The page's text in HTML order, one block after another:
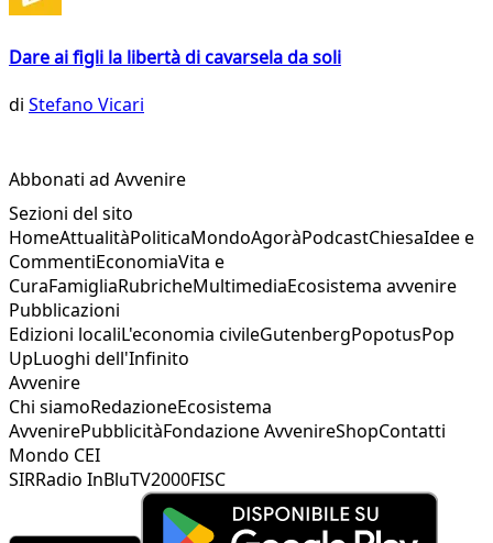
Dare ai figli la libertà di cavarsela da soli
di Stefano Vicari
Abbonati ad Avvenire
Sezioni del sito
HomeAttualitàPoliticaMondoAgoràPodcastChiesaIdee e
CommentiEconomiaVita e
CuraFamigliaRubricheMultimediaEcosistema avvenire
Pubblicazioni
Edizioni localiL'economia civileGutenbergPopotusPop
UpLuoghi dell'Infinito
Avvenire
Chi siamoRedazioneEcosistema
AvvenirePubblicitàFondazione AvvenireShopContatti
Mondo CEI
SIRRadio InBluTV2000FISC